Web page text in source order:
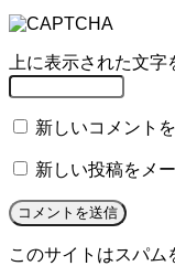
上に表示された文字
新しいコメント
新しい投稿をメ
このサイトはスパム